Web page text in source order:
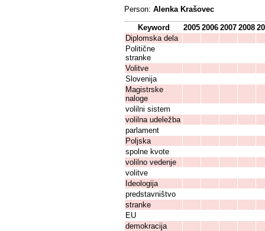
Person: Alenka Krašovec
Keyword 2005 2006 2007 2008
Diplomska dela
Politične
stranke
Volitve
Slovenija
Magistrske
naloge
volilni sistem
volilna udeležba
parlament
Poljska
spolne kvote
volilno vedenje
volitve
Ideologija
predstavništvo
stranke
EU
demokracija